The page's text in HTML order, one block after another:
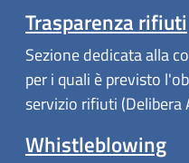
Trasparenza rifiuti
Sezione dedicata alla
per i quali è previsto
servizio rifiuti
Whistleblowing